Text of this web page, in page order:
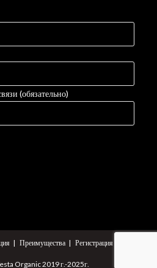
(обязательно)
Преимущества Регистрация
Organic 2019 г.-2025г.